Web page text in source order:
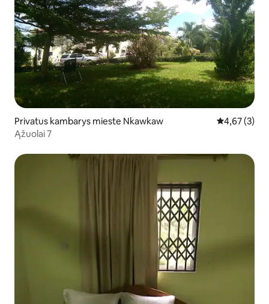
Privatus kambarys mieste Nkawkaw Vidutinis
4,67 (3)
Ąžuolai 7